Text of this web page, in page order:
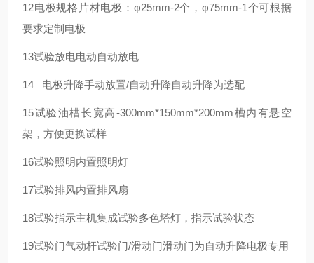
12电极规格 片材电极：φ25mm-2个，φ75mm-1个可根据
要求定制电极
13试验放电电动自动放电
14 电极升降手动放置/自动升降自动升降为选配
15试验油槽长宽高-300mm*150mm*200mm槽内有悬空
架，方便更换试样
16试验照明内置照明灯
17试验排风内置排风扇
18试验指示主机集成试验多色塔灯，指示试验状态
19试验门气动杆试验门/滑动门滑动门为自动升降电极专用